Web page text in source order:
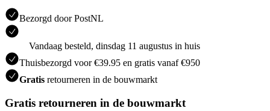
Bezorgd door PostNL
Vandaag besteld, dinsdag 11 augustus in huis
Thuisbezorgd voor €39.95 en gratis vanaf €950
Gratis retourneren in de bouwmarkt
Gratis retourneren in de bouwmarkt